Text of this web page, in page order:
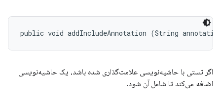
public void addIncludeAnnotation (String
اگر تستی با حاشیه‌نویسی علامت‌گذاری شده باشد، یک حاشیه‌نویسی
اضافه می‌کند تا شامل آن شود.